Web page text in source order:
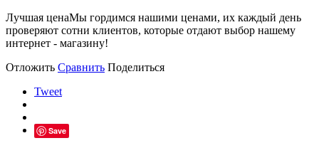
Лучшая ценаМы гордимся нашими ценами, их каждый день
проверяют сотни клиентов, которые отдают выбор нашему
интернет - магазину!
Отложить Сравнить Поделиться
Tweet
Save